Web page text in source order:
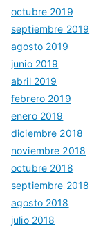
octubre 2019
septiembre 2019
agosto 2019
junio 2019
abril 2019
febrero 2019
enero 2019
diciembre 2018
noviembre 2018
octubre 2018
septiembre 2018
agosto 2018
julio 2018